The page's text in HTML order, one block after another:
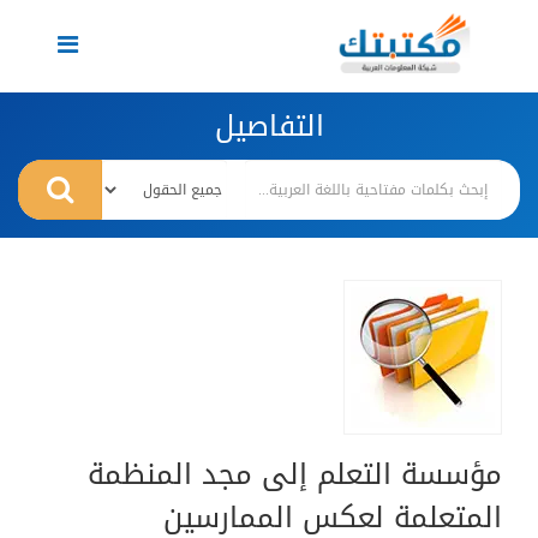
Toggle
navigation
التفاصيل
مؤسسة التعلم إلى مجد المنظمة
المتعلمة لعكس الممارسين